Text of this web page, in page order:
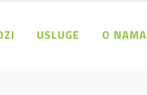
USLUGE O NAMA